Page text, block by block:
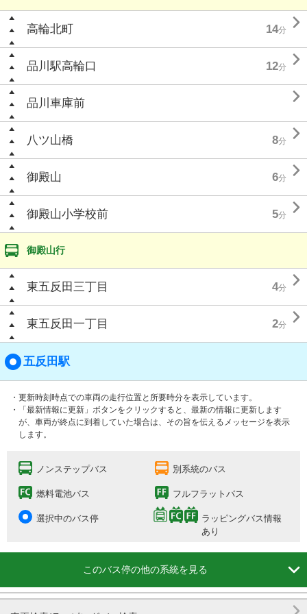
高輪北町 14分 
品川駅高輪口 12分 
品川車庫前 
八ツ山橋 8分 
御殿山 6分 
御殿山小学校前 5分 
御殿山行
東五反田三丁目 4分 
東五反田一丁目 2分 
五反田駅
・更新時刻時点での車両の走行位置と所要時分を表示しています。
・「最新情報に更新」ボタンをクリックすると、最新の情報に更新します
が、車両が終点に到着していた場合は、その旨を伝えるメッセージを表示
します。
ノンステップバス 別系統のバス
燃料電池バス フルフラットバス
選択中のバス停
ラッピングバス情報
あり
このバス停の他の系統を見る 